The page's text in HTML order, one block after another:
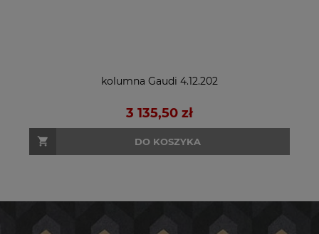
kolumna Gaudi 4.12.202
3 135,50 zł
DO KOSZYKA